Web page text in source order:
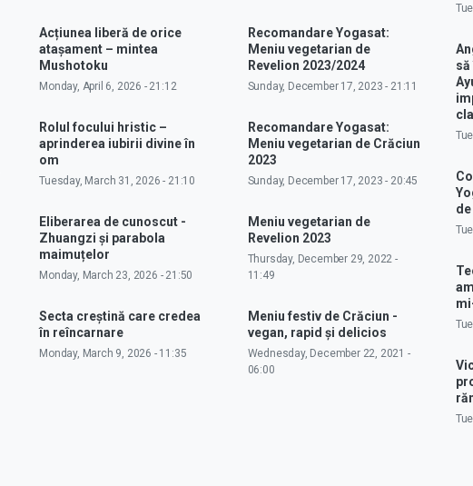
Acțiunea liberă de orice
atașament – mintea
Mushotoku
Monday, April 6, 2026 - 21:12
Rolul focului hristic –
aprinderea iubirii divine în
om
Tuesday, March 31, 2026 - 21:10
Eliberarea de cunoscut -
Zhuangzi și parabola
maimuțelor
Monday, March 23, 2026 - 21:50
Secta creștină care credea
în reîncarnare
Monday, March 9, 2026 - 11:35
Recomandare Yogasat:
Meniu vegetarian de
Revelion 2023/2024
Sunday, December 17, 2023 - 21:11
Recomandare Yogasat:
Meniu vegetarian de Crăciun
2023
Sunday, December 17, 2023 - 20:45
Meniu vegetarian de
Revelion 2023
Thursday, December 29, 2022 -
11:49
Meniu festiv de Crăciun -
vegan, rapid și delicios
Wednesday, December 22, 2021 -
06:00